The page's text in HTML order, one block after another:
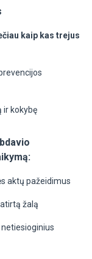
kaip kas trejus
ir kokybę
aktų pažeidimus
žalą